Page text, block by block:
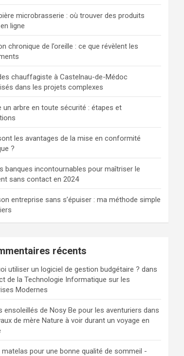
microbrasserie : où trouver des produits
ligne
chronique de l’oreille : ce que révèlent les
chauffagiste à Castelnau-de-Médoc
dans les projets complexes
un arbre en toute sécurité : étapes et
les avantages de la mise en conformité
?
banques incontournables pour maîtriser le
sans contact en 2024
entreprise sans s’épuiser : ma méthode simple
récents
utiliser un logiciel de gestion budgétaire ? dans
de la Technologie Informatique sur les
Modernes
ensoleillés de Nosy Be pour les aventuriers dans
de mère Nature à voir durant un voyage en
matelas pour une bonne qualité de sommeil -